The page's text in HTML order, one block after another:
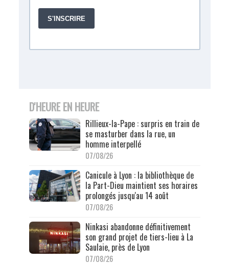
D'HEURE EN HEURE
Rillieux-la-Pape : surpris en train de
se masturber dans la rue, un
homme interpellé
07/08/26
Canicule à Lyon : la bibliothèque de
la Part-Dieu maintient ses horaires
prolongés jusqu'au 14 août
07/08/26
Ninkasi abandonne définitivement
son grand projet de tiers-lieu à La
Saulaie, près de Lyon
07/08/26